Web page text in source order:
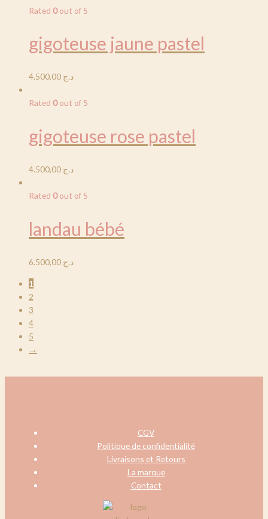
Rated 0out of 5
gigoteuse jaune pastel
د.ج
Rated 0out of 5
gigoteuse rose pastel
د.ج
Rated 0out of 5
landau bébé
د.ج
1
2
3
4
5
→
CGV
Politique de confidentialité
Livraisons et Retours
La marque
Contact